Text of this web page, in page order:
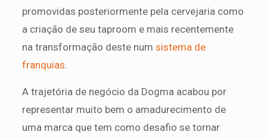
promovidas posteriormente pela cervejaria como
a criação de seu taproom e mais recentemente
na transformação deste num sistema de
franquias
A trajetória de negócio da Dogma acabou por
representar muito bem o amadurecimento de
uma marca que tem como desafio se tornar